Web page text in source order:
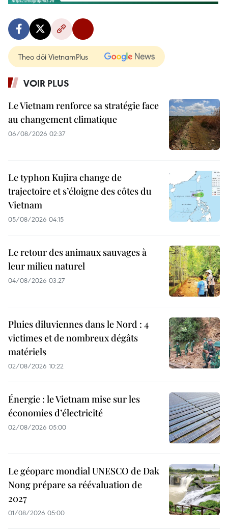
Theo dõi VietnamPlus
VOIR PLUS
Le Vietnam renforce sa stratégie face
au changement climatique
06/08/2026 02:37
Le typhon Kujira change de
trajectoire et s’éloigne des côtes du
Vietnam
05/08/2026 04:15
Le retour des animaux sauvages à
leur milieu naturel
04/08/2026 03:27
Pluies diluviennes dans le Nord : 4
victimes et de nombreux dégâts
matériels
02/08/2026 10:22
Énergie : le Vietnam mise sur les
économies d’électricité
02/08/2026 05:00
Le géoparc mondial UNESCO de Dak
Nong prépare sa réévaluation de
2027
01/08/2026 05:00